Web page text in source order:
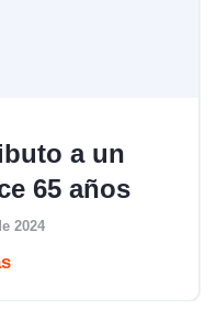
a un
65 años
2024